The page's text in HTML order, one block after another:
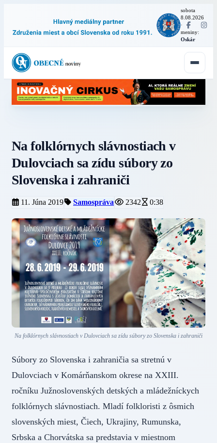
sobota
8.08.2026
·
meniny:
Oskár
Na folklórnych slávnostiach v
Dulovciach sa zídu súbory zo
Slovenska i zahraniči
11. Júna 2019 Samospráva 2342 0:38
Na folklórnych slávnostiach v Dulovciach sa zídu súbory zo Slovenska i zahraniči
Súbory zo Slovenska i zahraničia sa stretnú v
Dulovciach v Komárňanskom okrese na XXIII.
ročníku Južnoslovenských detských a mládežníckych
folklórnych slávnostiach. Mladí folkloristi z ôsmich
slovenských miest, Čiech, Ukrajiny, Rumunska,
Srbska a Chorvátska sa predstavia v miestnom